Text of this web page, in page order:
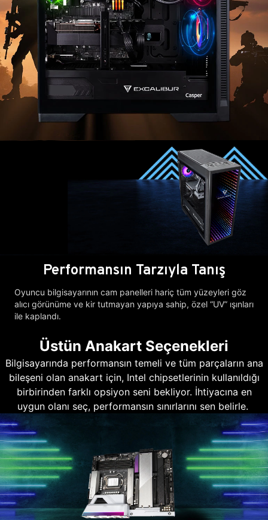
Performansın Tarzıyla Tanış
Oyuncu bilgisayarının cam panelleri hariç tüm yüzeyleri göz
alıcı görünüme ve kir tutmayan yapıya sahip, özel “UV” ışınları
ile kaplandı.
Üstün Anakart Seçenekleri
Bilgisayarında performansın temeli ve tüm parçaların ana
bileşeni olan anakart için, Intel chipsetlerinin kullanıldığı
birbirinden farklı opsiyon seni bekliyor. İhtiyacına en
uygun olanı seç, performansın sınırlarını sen belirle.